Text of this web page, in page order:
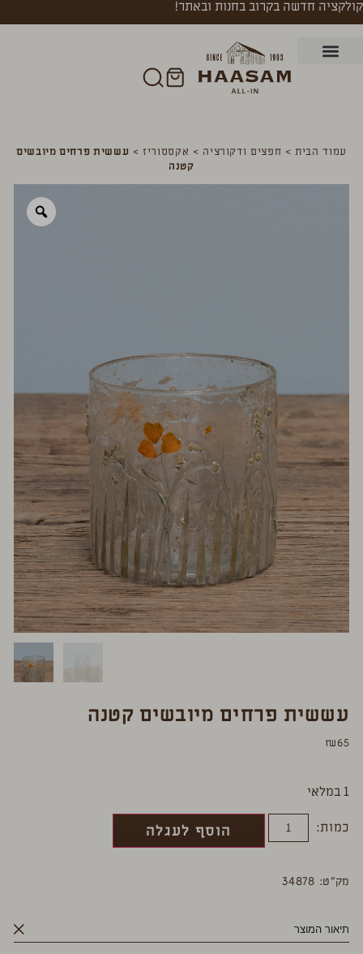
קולקציה חדשה בקרוב בחנות ובאתר!
עששית פרחים מיובשים קטנה
₪65
1 במלאי
כמות:
הוסף לעגלה
מק”ט: 34878
תיאור המוצר
עמוד הבית> חפצים ודקורציה > אקססוריז> עששית פרחים מיובשים
קטנה